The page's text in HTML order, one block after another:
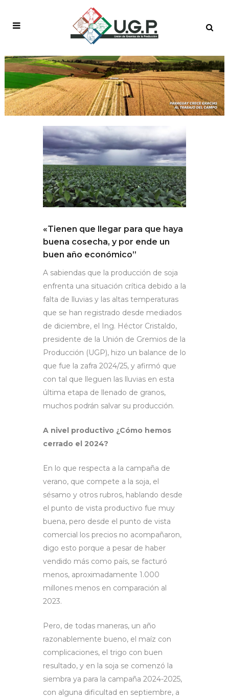
«Tienen que llegar para que haya
buena cosecha, y por ende un
buen año económico”
A sabiendas que la producción de soja
enfrenta una situación crítica debido a la
falta de lluvias y las altas temperaturas
que se han registrado desde mediados
de diciembre, el Ing. Héctor Cristaldo,
presidente de la Unión de Gremios de la
Producción (UGP), hizo un balance de lo
que fue la zafra 2024/25, y afirmó que
con tal que lleguen las lluvias en esta
última etapa de llenado de granos,
muchos podrán salvar su producción.
A nivel productivo ¿Cómo hemos
cerrado el 2024?
En lo que respecta a la campaña de
verano, que compete a la soja, el
sésamo y otros rubros, hablando desde
el punto de vista productivo fue muy
buena, pero desde el punto de vista
comercial los precios no acompañaron,
digo esto porque a pesar de haber
vendido más como país, se facturó
menos, aproximadamente 1.000
millones menos en comparación al
2023.
Pero, de todas maneras, un año
razonablemente bueno, el maíz con
complicaciones, el trigo con buen
resultado, y en la soja se comenzó la
siembra ya para la campaña 2024-2025,
con alguna dificultad en septiembre, a